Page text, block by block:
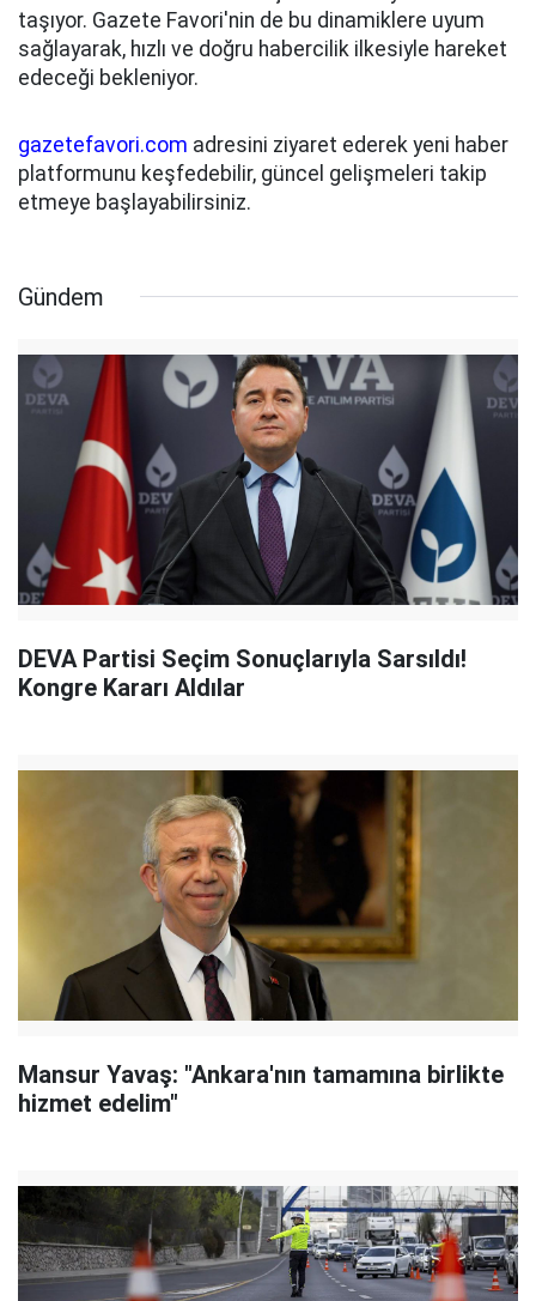
taşıyor. Gazete Favori'nin de bu dinamiklere uyum
sağlayarak, hızlı ve doğru habercilik ilkesiyle hareket
edeceği bekleniyor.
gazetefavori.com adresini ziyaret ederek yeni haber
platformunu keşfedebilir, güncel gelişmeleri takip
etmeye başlayabilirsiniz.
Gündem
DEVA Partisi Seçim Sonuçlarıyla Sarsıldı!
Kongre Kararı Aldılar
Mansur Yavaş: "Ankara'nın tamamına birlikte
hizmet edelim"